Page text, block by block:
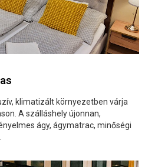
klimatizált környezetben várja
A szálláshely újonnan,
ágy, ágymatrac, minőségi